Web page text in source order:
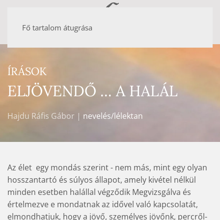
Fő tartalom átugrása
ÍRÁSOK
ELJÖVENDŐ ... A HALÁL
Hajdu Ráfis Gábor | nevelés/lélektan
Az élet  egy mondás szerint - nem más, mint egy olyan
hosszantartó és súlyos állapot, amely kivétel nélkül
minden esetben halállal végződik Megvizsgálva és
értelmezve e mondatnak az idővel való kapcsolatát,
elmondhatjuk, hogy a jövő, személyes jövőnk, percről-